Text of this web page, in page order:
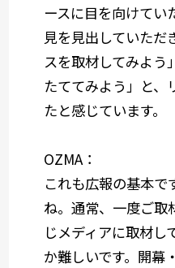
ースに目を向けてい
見を見出していただ
スを取材してみよう
たててみよう」と、
たと感じています。
OZMA：
これも広報の基本で
ね。通常、一度ご取
じメディアに取材し
か難しいです。開幕